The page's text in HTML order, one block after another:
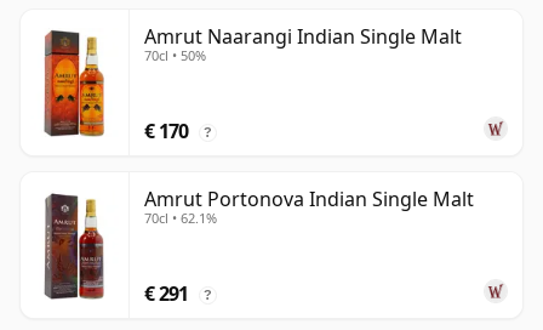
Amrut Naarangi Indian Single Malt
70cl • 50%
€ 170 ?
Amrut Portonova Indian Single Malt
70cl • 62.1%
€ 291 ?